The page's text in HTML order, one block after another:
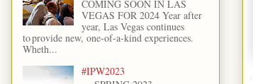
COMING SOON IN LAS
VEGAS FOR 2024 Year after
year, Las Vegas continues
to provide new, one-of-a-kind experiences.
Wheth...
#IPW2023